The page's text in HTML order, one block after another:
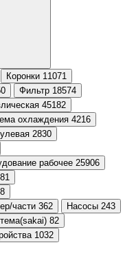
Коронки 11071
Фильтр 18574
45182
охлаждения 4216
2830
рабочее 25906
части 362
Насосы 243
82
1032